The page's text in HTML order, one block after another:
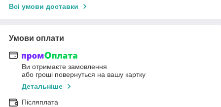
Всі умови доставки
Умови оплати
Ви отримаєте замовлення
або гроші повернуться на вашу картку
Детальніше
Післяплата